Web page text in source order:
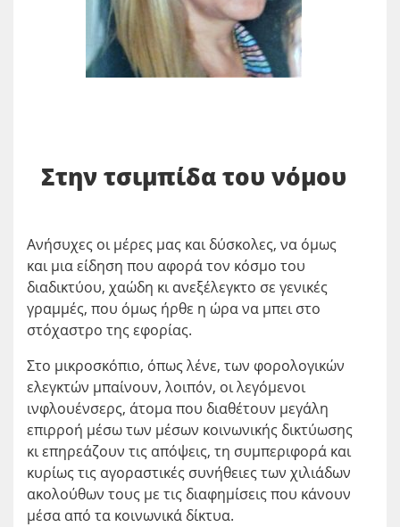
Στην τσιμπίδα του νόμου
Ανήσυχες οι μέρες μας και δύσκολες, να όμως
και μια είδηση που αφορά τον κόσμο του
διαδικτύου, χαώδη κι ανεξέλεγκτο σε γενικές
γραμμές, που όμως ήρθε η ώρα να μπει στο
στόχαστρο της εφορίας.
Στο μικροσκόπιο, όπως λένε, των φορολογικών
ελεγκτών μπαίνουν, λοιπόν, οι λεγόμενοι
ινφλουένσερς, άτομα που διαθέτουν μεγάλη
επιρροή μέσω των μέσων κοινωνικής δικτύωσης
κι επηρεάζουν τις απόψεις, τη συμπεριφορά και
κυρίως τις αγοραστικές συνήθειες των χιλιάδων
ακολούθων τους με τις διαφημίσεις που κάνουν
μέσα από τα κοινωνικά δίκτυα.